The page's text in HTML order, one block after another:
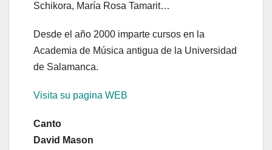
Schikora, María Rosa Tamarit…
Desde el año 2000 imparte cursos en la
Academia de Música antigua de la Universidad
de Salamanca.
Visita su pagina WEB
Canto
David Mason